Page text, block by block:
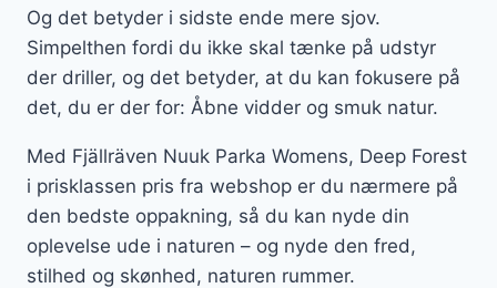
Og det betyder i sidste ende mere sjov.
Simpelthen fordi du ikke skal tænke på udstyr
der driller, og det betyder, at du kan fokusere på
det, du er der for: Åbne vidder og smuk natur.
Med Fjällräven Nuuk Parka Womens, Deep Forest
i prisklassen pris fra webshop er du nærmere på
den bedste oppakning, så du kan nyde din
oplevelse ude i naturen – og nyde den fred,
stilhed og skønhed, naturen rummer.